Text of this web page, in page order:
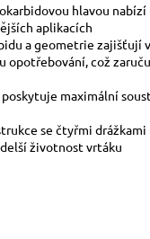
hlavou
aplikacích
a geometrie zajišťují
opotřebování, což
maximální
se čtyřmi
životnost vrtáku